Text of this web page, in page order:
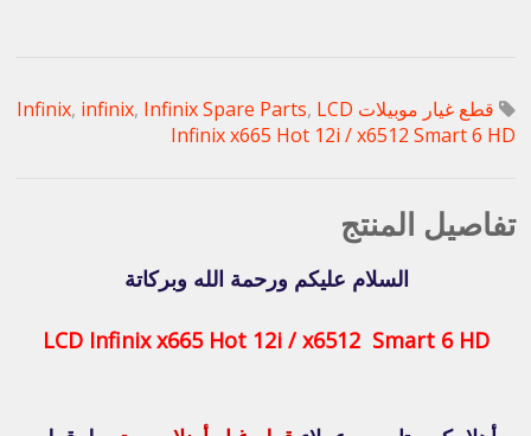
قطع غيار موبيلات Infinix , infinix, Infinix Spare Parts, LCD
Infinix x665 Hot 12i / x6512 Smart 6 HD
تفاصيل المنتج
السلام عليكم ورحمة الله وبركاتة
LCD Infinix x665 Hot 12i / x6512 Smart 6 HD